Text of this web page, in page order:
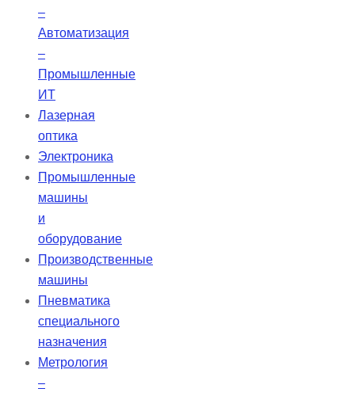
–
Автоматизация
–
Промышленные
ИТ
Лазерная
оптика
Электроника
Промышленные
машины
и
оборудование
Производственные
машины
Пневматика
специального
назначения
Метрология
–